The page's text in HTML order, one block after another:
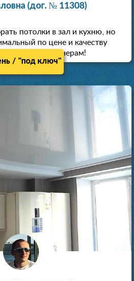
(дог. № 11308)
потолки в зал и кухню, но
по цене и качеству
как пенсионерам!
/ "под ключ"